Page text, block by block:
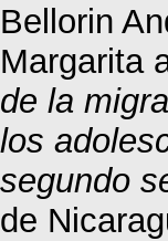
Bellorin
Margarita
de la
los
segundo
de